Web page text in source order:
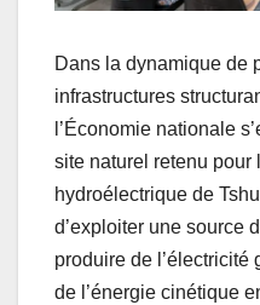
Dans la dynamique de
infrastructures
l’Économie nationale
site naturel retenu pour
hydroélectrique de
d’exploiter une source
produire de l’électricité
de l’énergie cinétique